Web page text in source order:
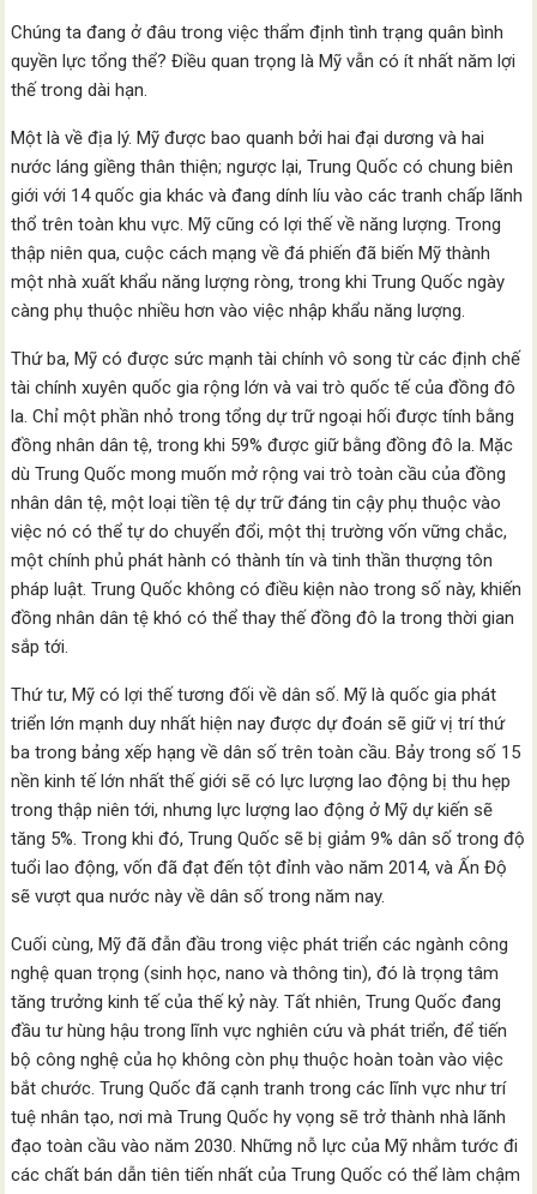
Chúng ta đang ở đâu trong việc thẩm định tình trạng quân bình
quyền lực tổng thể? Điều quan trọng là Mỹ vẫn có ít nhất năm lợi
thế trong dài hạn.
Một là về địa lý. Mỹ được bao quanh bởi hai đại dương và hai
nước láng giềng thân thiện; ngược lại, Trung Quốc có chung biên
giới với 14 quốc gia khác và đang dính líu vào các tranh chấp lãnh
thổ trên toàn khu vực. Mỹ cũng có lợi thế về năng lượng. Trong
thập niên qua, cuộc cách mạng về đá phiến đã biến Mỹ thành
một nhà xuất khẩu năng lượng ròng, trong khi Trung Quốc ngày
càng phụ thuộc nhiều hơn vào việc nhập khẩu năng lượng.
Thứ ba, Mỹ có được sức mạnh tài chính vô song từ các định chế
tài chính xuyên quốc gia rộng lớn và vai trò quốc tế của đồng đô
la. Chỉ một phần nhỏ trong tổng dự trữ ngoại hối được tính bằng
đồng nhân dân tệ, trong khi 59% được giữ bằng đồng đô la. Mặc
dù Trung Quốc mong muốn mở rộng vai trò toàn cầu của đồng
nhân dân tệ, một loại tiền tệ dự trữ đáng tin cậy phụ thuộc vào
việc nó có thể tự do chuyển đổi, một thị trường vốn vững chắc,
một chính phủ phát hành có thành tín và tinh thần thượng tôn
pháp luật. Trung Quốc không có điều kiện nào trong số này, khiến
đồng nhân dân tệ khó có thể thay thế đồng đô la trong thời gian
sắp tới.
Thứ tư, Mỹ có lợi thế tương đối về dân số. Mỹ là quốc gia phát
triển lớn mạnh duy nhất hiện nay được dự đoán sẽ giữ vị trí thứ
ba trong bảng xếp hạng về dân số trên toàn cầu. Bảy trong số 15
nền kinh tế lớn nhất thế giới sẽ có lực lượng lao động bị thu hẹp
trong thập niên tới, nhưng lực lượng lao động ở Mỹ dự kiến sẽ
tăng 5%. Trong khi đó, Trung Quốc sẽ bị giảm 9% dân số trong độ
tuổi lao động, vốn đã đạt đến tột đỉnh vào năm 2014, và Ấn Độ
sẽ vượt qua nước này về dân số trong năm nay.
Cuối cùng, Mỹ đã đẫn đầu trong việc phát triển các ngành công
nghệ quan trọng (sinh học, nano và thông tin), đó là trọng tâm
tăng trưởng kinh tế của thế kỷ này. Tất nhiên, Trung Quốc đang
đầu tư hùng hậu trong lĩnh vực nghiên cứu và phát triển, để tiến
bộ công nghệ của họ không còn phụ thuộc hoàn toàn vào việc
bắt chước. Trung Quốc đã cạnh tranh trong các lĩnh vực như trí
tuệ nhân tạo, nơi mà Trung Quốc hy vọng sẽ trở thành nhà lãnh
đạo toàn cầu vào năm 2030. Những nỗ lực của Mỹ nhằm tước đi
các chất bán dẫn tiên tiến nhất của Trung Quốc có thể làm chậm